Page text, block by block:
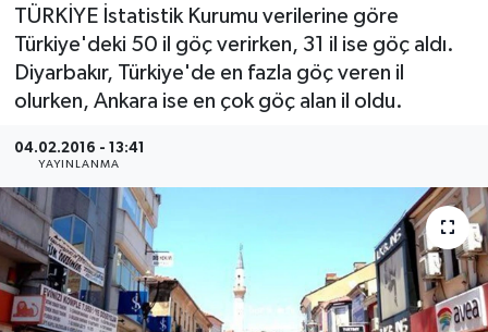
TÜRKİYE İstatistik Kurumu verilerine göre
Türkiye'deki 50 il göç verirken, 31 il ise göç aldı.
Diyarbakır, Türkiye'de en fazla göç veren il
olurken, Ankara ise en çok göç alan il oldu.
04.02.2016 - 13:41
YAYINLANMA
Medya
Sağlık
Sinema
Sivil Toplum
Siyaset
Spor